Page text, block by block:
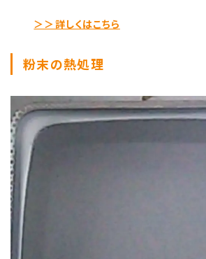
＞＞詳しくはこちら
粉末の熱処理